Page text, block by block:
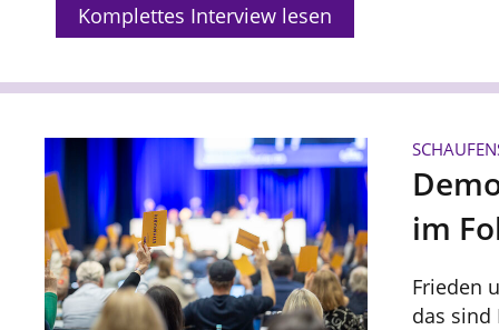
Komplettes Interview lesen
im
Frieden
das sind